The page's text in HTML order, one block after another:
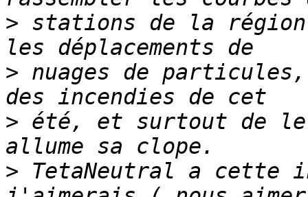
> stations de la
> nuages de
> été, et surtout de
> TetaNeutral a cette